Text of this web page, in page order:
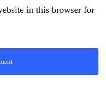
in this browser for